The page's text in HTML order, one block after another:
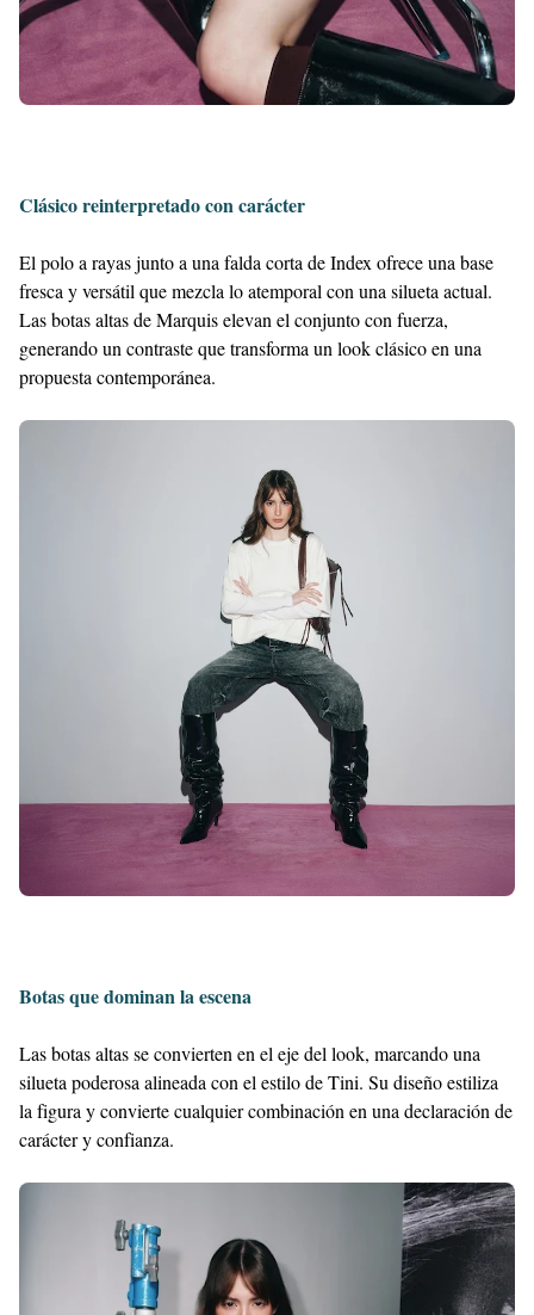
Clásico reinterpretado con carácter
El polo a rayas junto a una falda corta de Index ofrece una base
fresca y versátil que mezcla lo atemporal con una silueta actual.
Las botas altas de Marquis elevan el conjunto con fuerza,
generando un contraste que transforma un look clásico en una
propuesta contemporánea.
Botas que dominan la escena
Las botas altas se convierten en el eje del look, marcando una
silueta poderosa alineada con el estilo de Tini. Su diseño estiliza
la figura y convierte cualquier combinación en una declaración de
carácter y confianza.